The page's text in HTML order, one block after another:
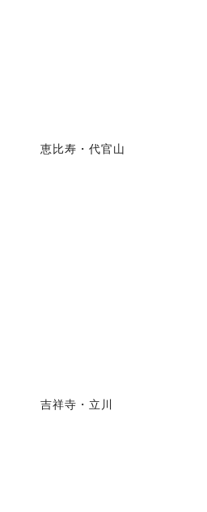
恵比寿・代官山
吉祥寺・立川